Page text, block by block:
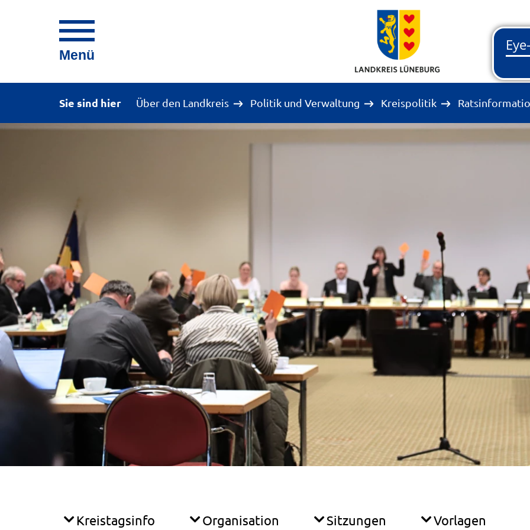
Menü
Sie sind hier Über den Landkreis Politik und Verwaltung Kreispolitik
Kreistagsinfo Organisation Sitzungen Vorlagen